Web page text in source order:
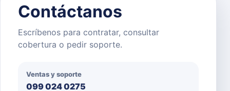
Contáctanos
Escríbenos para contratar, consultar
cobertura o pedir soporte.
Ventas y soporte
099 024 0275